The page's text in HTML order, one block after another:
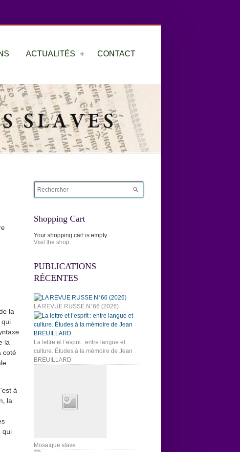
ACTUALITÉS CONTACT
la
qui
la
coté
à
la
qui
Shopping Cart
Your shopping cart is empty
Visit the shop
PUBLICATIONS
RÉCENTES
LA REVUE RUSSE N°66 (2026)
La lettre et l’esprit : entre langue et
culture. Études à la mémoire de Jean
BREUILLARD
Mosaïque slave